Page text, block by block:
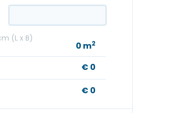
(L x B)
0 m2
€ 0
€ 0